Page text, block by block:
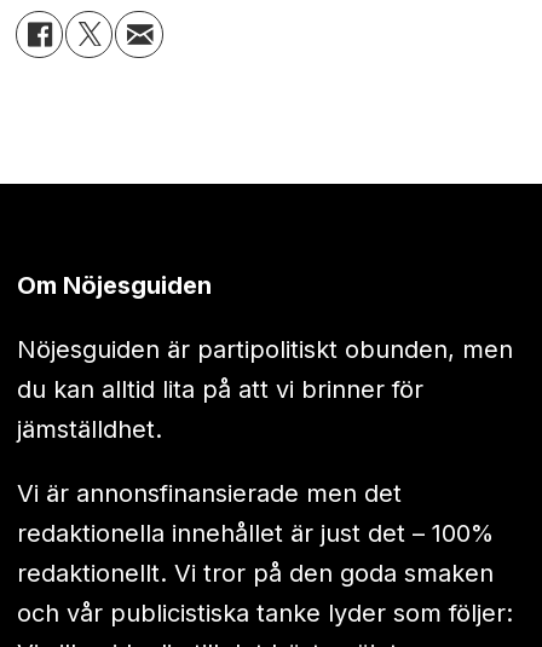
Om Nöjesguiden
Nöjesguiden är partipolitiskt obunden, men
du kan alltid lita på att vi brinner för
jämställdhet.
Vi är annonsfinansierade men det
redaktionella innehållet är just det – 100%
redaktionellt. Vi tror på den goda smaken
och vår publicistiska tanke lyder som följer: